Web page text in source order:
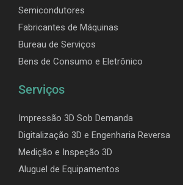
Semicondutores
Fabricantes de Máquinas
Bureau de Serviços
Bens de Consumo e Eletrônico
Serviços
Impressão 3D Sob Demanda
Digitalização 3D e Engenharia Reversa
Medição e Inspeção 3D
Aluguel de Equipamentos